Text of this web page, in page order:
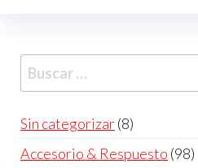
Buscar:
Sin categorizar 88
productos
Accesorio & Respuesto 9898